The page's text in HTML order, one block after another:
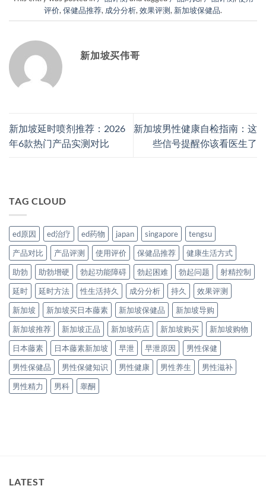
评价, 保健品推荐, 成分分析, 效果评测, 新加坡保健品.
新加坡买伟哥
新加坡延时喷剂推荐：2026
年6款热门产品实测对比
新加坡男性健康自检指南：这
些信号提醒你该看医生了
TAG CLOUD
ed原因 ed治疗 ed药物 japan singapore
tengsu
产品对比
产品评测 使用评价 保健品推荐
健康生活方式
助勃
助勃增硬 勃起功能障碍 勃起困难 勃起问题
射精控制
延时
延时方法 性生活持久 成分分析 持久
效果评测
新加坡
新加坡买日本藤素 新加坡保健品
新加坡导购
新加坡推荐
新加坡正品 新加坡药店 新加坡购买
新加坡购物
日本藤素
日本藤素新加坡 早泄 早泄原因
男性保健
男性保健品
男性保健知识 男性健康 男性养生
男性滋补
男性精力
男科 睾酮
LATEST